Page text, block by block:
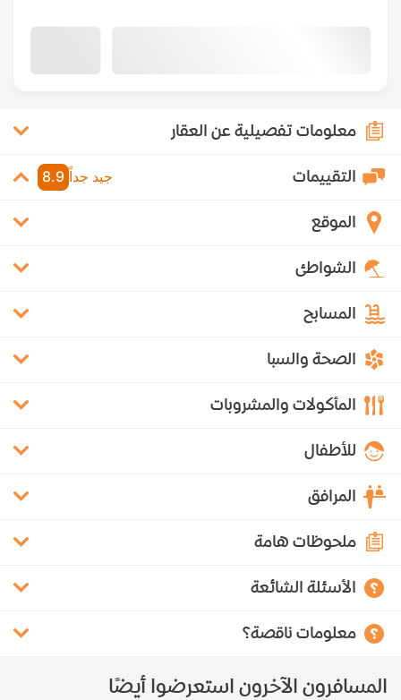
معلومات تفصيلية عن العقار
التقييمات جيد جداً 8.9
الموقع
الشواطئ
المسابح
الصحة والسبا
المأكولات والمشروبات
للأطفال
المرافق
ملحوظات هامة
الأسئلة الشائعة
معلومات ناقصة؟
المسافرون الآخرون استعرضوا أيضًا